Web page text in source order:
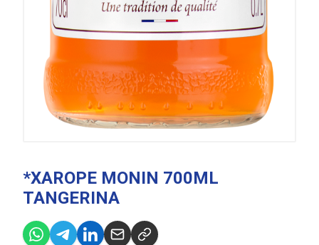
*XAROPE MONIN 700ML
TANGERINA